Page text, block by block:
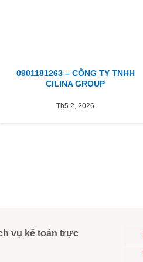
0901181263 – CÔNG TY TNHH
CILINA GROUP
Th5 2, 2026
vụ kế toán trực